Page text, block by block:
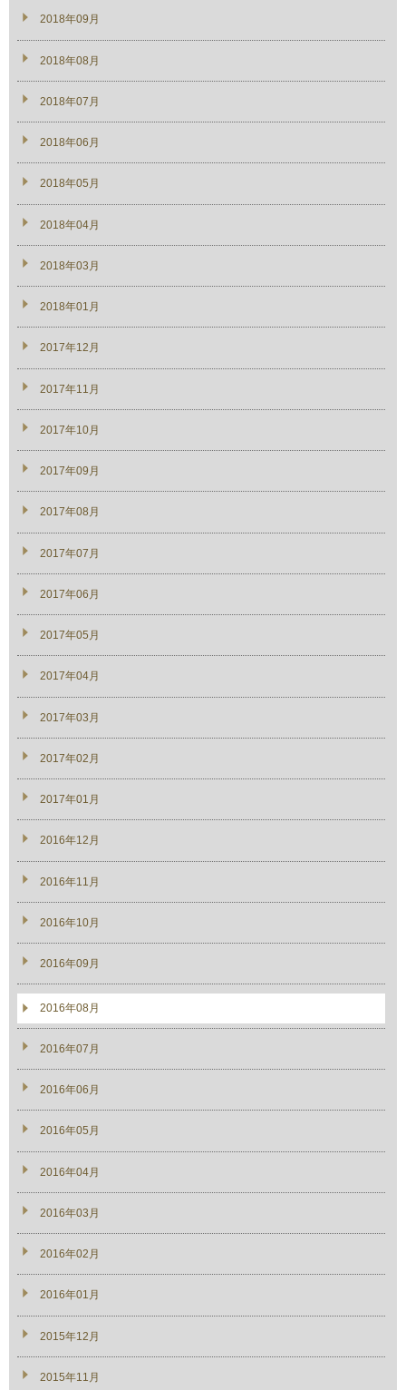
2018年09月
2018年08月
2018年07月
2018年06月
2018年05月
2018年04月
2018年03月
2018年01月
2017年12月
2017年11月
2017年10月
2017年09月
2017年08月
2017年07月
2017年06月
2017年05月
2017年04月
2017年03月
2017年02月
2017年01月
2016年12月
2016年11月
2016年10月
2016年09月
2016年08月
2016年07月
2016年06月
2016年05月
2016年04月
2016年03月
2016年02月
2016年01月
2015年12月
2015年11月